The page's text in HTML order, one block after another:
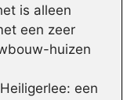
is alleen
een zeer
huizen
een